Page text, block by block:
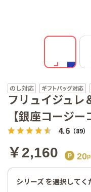
ジュレ＆
シャーベ
ット(8個
入)
フリュイジュレ
【銀座コージー
4.6 （89）
￥2,160 20
シリーズ を選択してく